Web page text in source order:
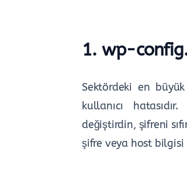
1. wp-
Sektördeki en
kullanıcı
değiştirdin, şifreni
şifre veya host bilgisi